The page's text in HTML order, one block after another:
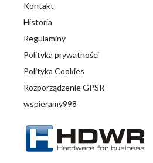
Kontakt
Historia
Regulaminy
Polityka prywatności
Polityka Cookies
Rozporządzenie GPSR
wspieramy998